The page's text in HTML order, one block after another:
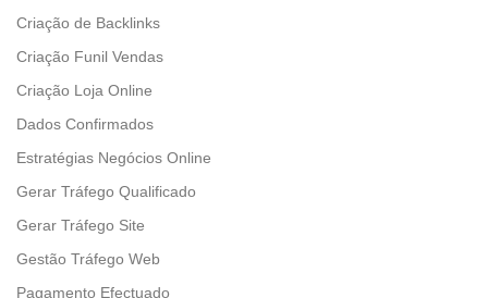
Criação de Backlinks
Criação Funil Vendas
Criação Loja Online
Dados Confirmados
Estratégias Negócios Online
Gerar Tráfego Qualificado
Gerar Tráfego Site
Gestão Tráfego Web
Pagamento Efectuado